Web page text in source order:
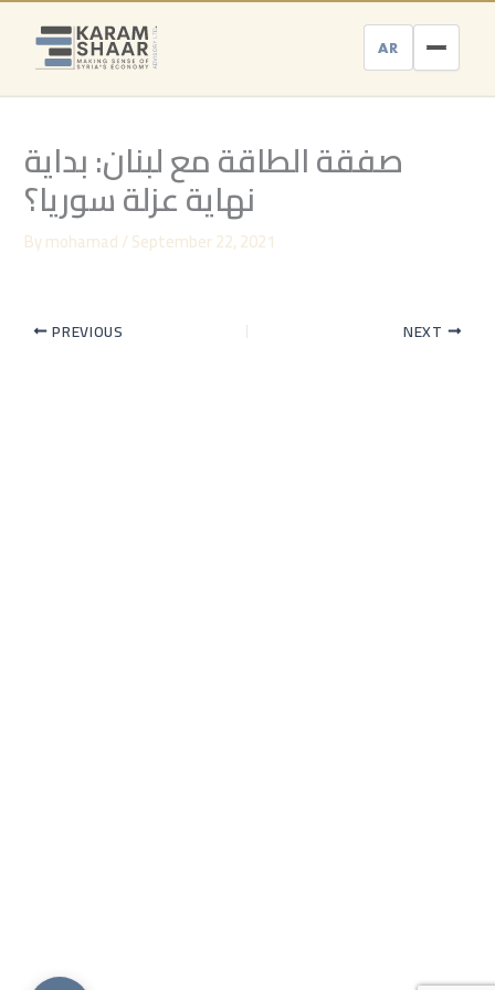
Skip
content
AR
صفقة الطاقة مع لبنان: بداية
نهاية عزلة سوريا؟
Bymohamad/September 22, 2021
PREVIOUS NEXT